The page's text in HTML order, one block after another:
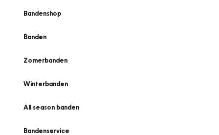
Bandenshop
Banden
Zomerbanden
Winterbanden
All season banden
Bandenservice